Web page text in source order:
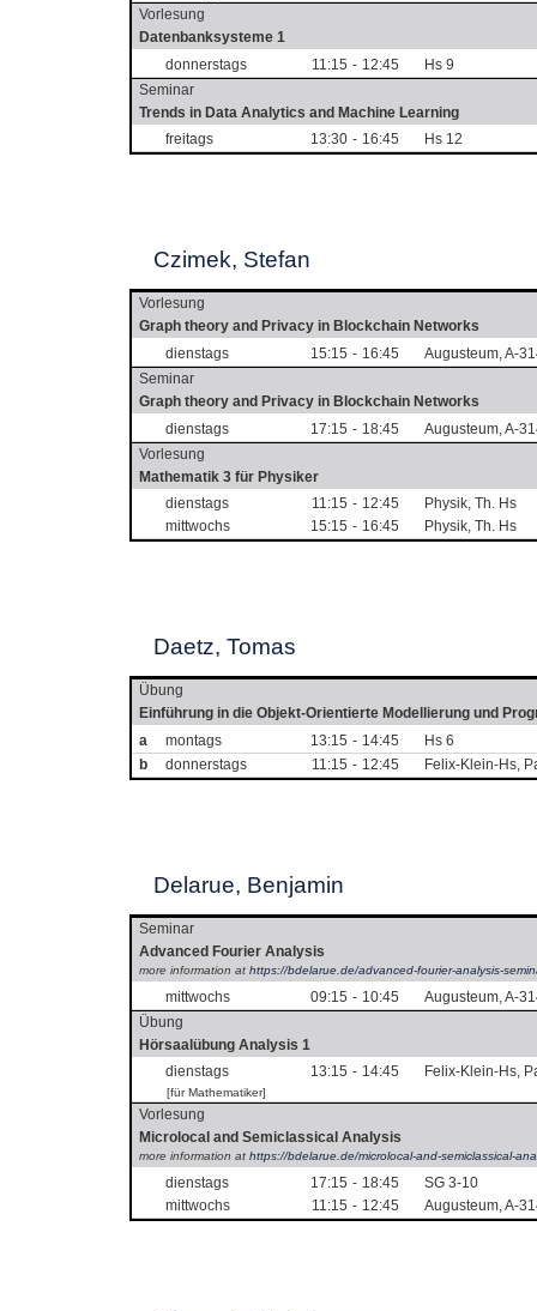
Vorlesung
Datenbanksysteme 1
donnerstags
11:15 - 12:45
Hs 9
Seminar
Trends in Data Analytics and Machine Learning
freitags
13:30 - 16:45 Hs 12
Czimek, Stefan
Vorlesung
Graph theory and Privacy in Blockchain Networks
dienstags
15:15 - 16:45
Augusteum, A-
Seminar
Graph theory and Privacy in Blockchain Networks
dienstags
17:15 - 18:45
Augusteum, A-
Vorlesung
Mathematik 3 für Physiker
dienstags
11:15 - 12:45
Physik, Th. Hs
mittwochs
15:15 - 16:45 Physik, Th. Hs
Daetz, Tomas
Übung
Einführung in die Objekt-Orientierte Modellierung und
a
montags 13:15 - 14:45
Hs 6
b
donnerstags 11:15 - 12:45 Felix-Klein-Hs,
Delarue, Benjamin
Seminar
Advanced Fourier Analysis
more information athttps://bdelarue.de/advanced-fourier-analysis-
mittwochs 09:15 - 10:45
Augusteum, A-
Übung
Hörsaalübung Analysis 1
dienstags
13:15 - 14:45
[für Mathematiker]
Felix-Klein-Hs,
Vorlesung
Microlocal and Semiclassical Analysis
more information athttps://bdelarue.de/microlocal-and-semiclassical-
dienstags 17:15 - 18:45
SG 3-10
mittwochs
11:15 - 12:45 Augusteum, A-